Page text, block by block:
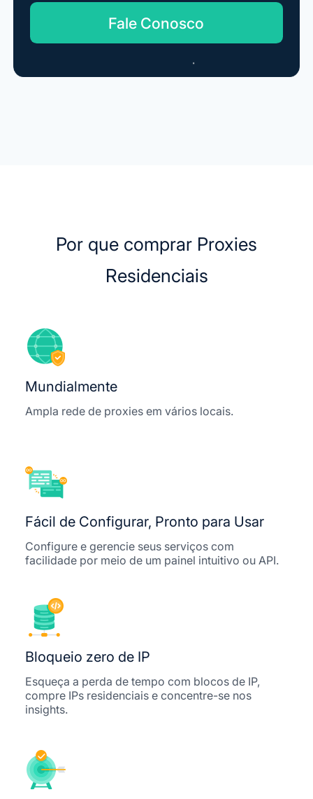
Fale Conosco
Por que comprar Proxies
Residenciais
Mundialmente
Ampla rede de proxies em vários locais.
Fácil de Configurar, Pronto para Usar
Configure e gerencie seus serviços com
facilidade por meio de um painel intuitivo ou API.
Bloqueio zero de IP
Esqueça a perda de tempo com blocos de IP,
compre IPs residenciais e concentre-se nos
insights.